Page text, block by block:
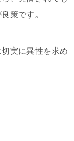
策です。
実に異性を求め